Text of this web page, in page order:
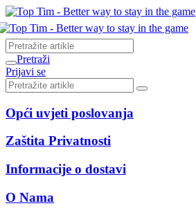
Pretraži
Prijavi se
Opći uvjeti poslovanja
Zaštita Privatnosti
Informacije o dostavi
O Nama